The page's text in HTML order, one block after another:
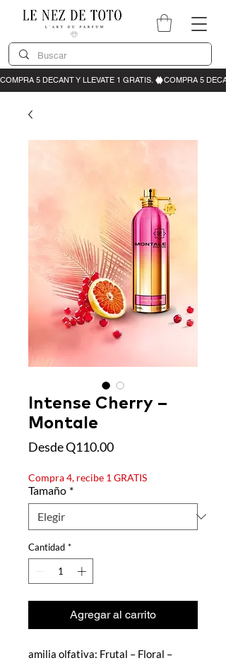
Intense Cherry –
Montale
DesdeQ110.00Precio de oferta
Compra 4, recibe 1 GRATIS
Tamaño *
Cantidad *
Agregar al carrito
amilia olfativa: Frutal – Floral –